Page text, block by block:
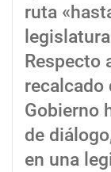
ruta
Respecto
recalcado
Gobierno
de
en una